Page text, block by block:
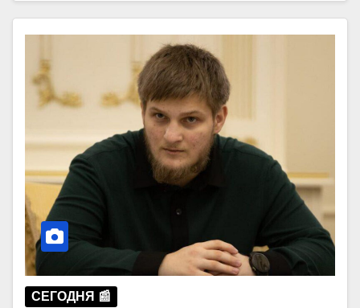
СЕГОДНЯ 📰